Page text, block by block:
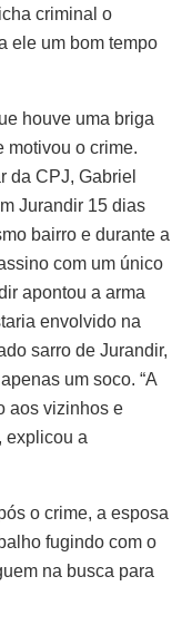
criminal o
ele um bom tempo
houve uma briga
motivou o crime.
da CPJ, Gabriel
Jurandir 15 dias
bairro e durante a
com um único
apontou a arma
envolvido na
sarro de Jurandir,
um soco. “A
aos vizinhos e
explicou a
o crime, a esposa
fugindo com o
na busca para